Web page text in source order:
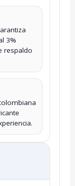
3%
respaldo